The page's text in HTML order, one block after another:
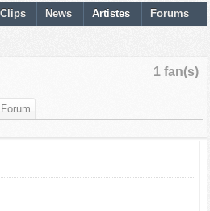
Clips News Artistes Forums
1 fan(s)
Forum